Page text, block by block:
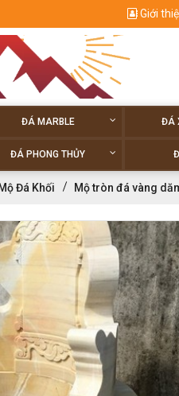
Giới
ĐÁ MARBLE ĐÁ
ĐÁ PHONG THỦY
Mộ Đá Khối Mộ tròn đá vàng